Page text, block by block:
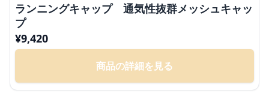
ランニングキャップ 通気性抜群メッシュキャッ
プ
¥9,420
商品の詳細を見る